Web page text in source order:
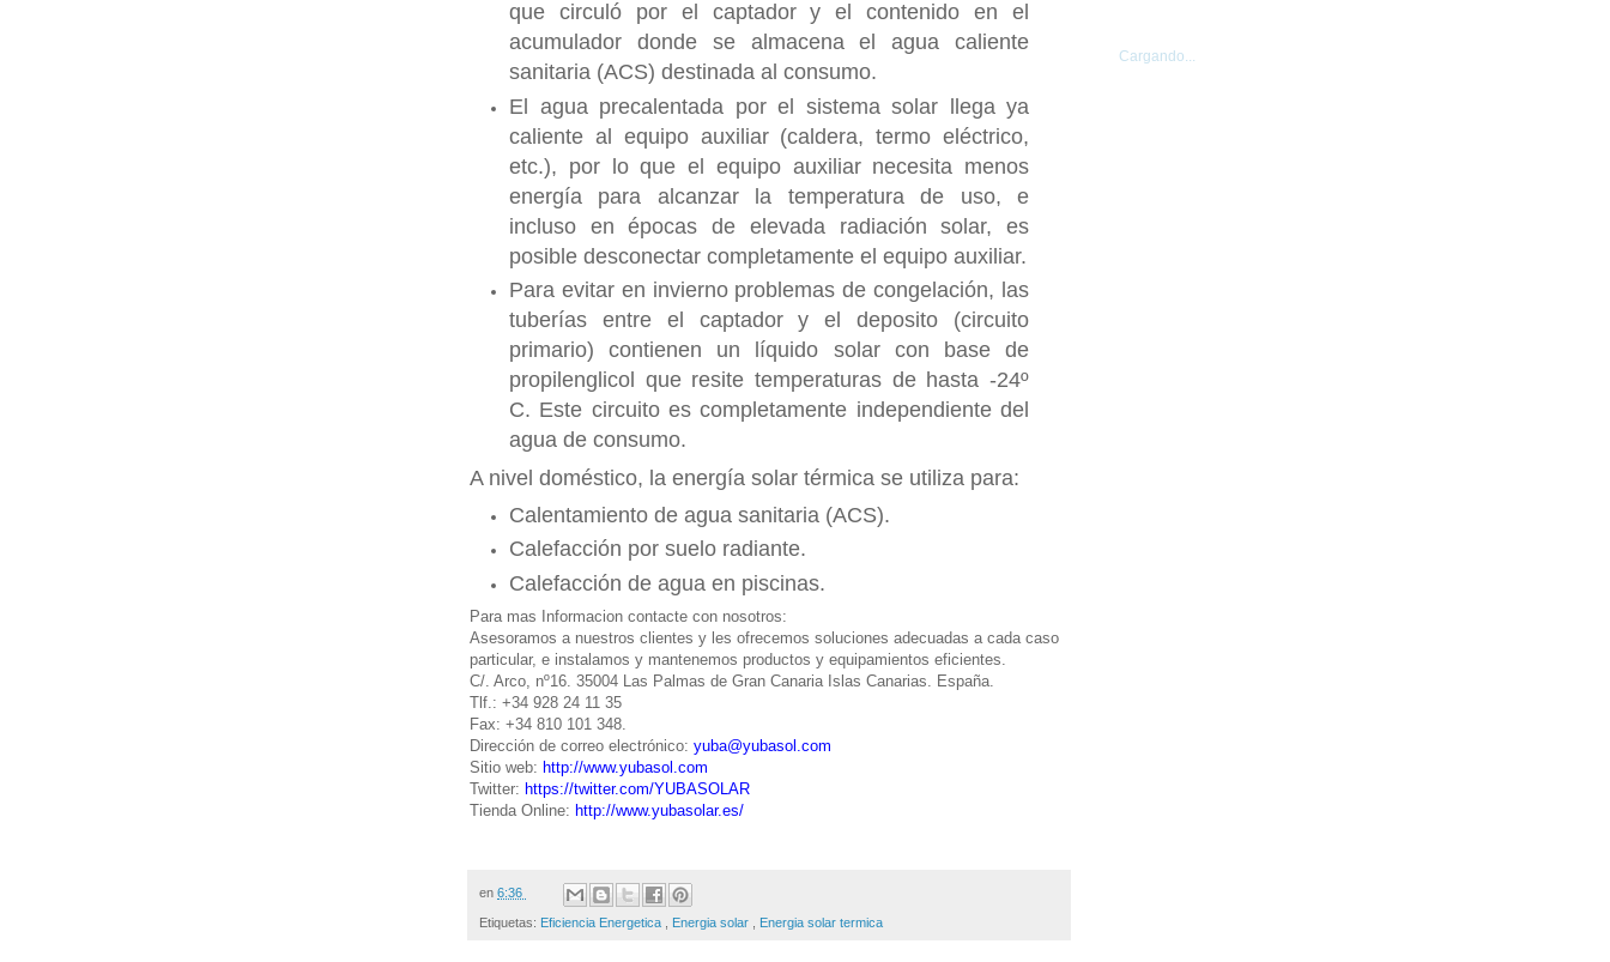
que circuló por el captador y el contenido en el
acumulador donde se almacena el agua caliente
sanitaria (ACS) destinada al consumo.
El agua precalentada por el sistema solar llega ya
caliente al equipo auxiliar (caldera, termo eléctrico,
etc.), por lo que el equipo auxiliar necesita menos
energía para alcanzar la temperatura de uso, e
incluso en épocas de elevada radiación solar, es
posible desconectar completamente el equipo auxiliar.
Para evitar en invierno problemas de congelación, las
tuberías entre el captador y el deposito (circuito
primario) contienen un líquido solar con base de
propilenglicol que resite temperaturas de hasta -24º
C. Este circuito es completamente independiente del
agua de consumo.
A nivel doméstico, la energía solar térmica se utiliza para:
Calentamiento de agua sanitaria (ACS).
Calefacción por suelo radiante.
Calefacción de agua en piscinas.
Para mas Informacion contacte con nosotros:
Asesoramos a nuestros clientes y les ofrecemos soluciones adecuadas a cada caso
particular, e instalamos y mantenemos productos y equipamientos eficientes.
C/. Arco, nº16. 35004 Las Palmas de Gran Canaria Islas Canarias. España.
Tlf.: +34 928 24 11 35
Fax: +34 810 101 348.
Dirección de correo electrónico: yuba@yubasol.com
Sitio web: http://www.yubasol.com
Twitter: https://twitter.com/YUBASOLAR
Tienda Online: http://www.yubasolar.es/
en 6:36
Etiquetas: Eficiencia Energetica Energia solar Energia solar termica
Cargando...